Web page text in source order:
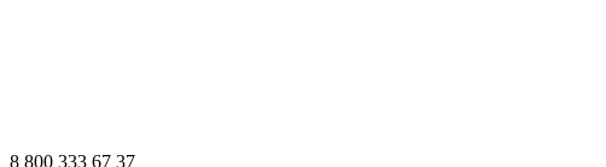
8 800 333 67 37